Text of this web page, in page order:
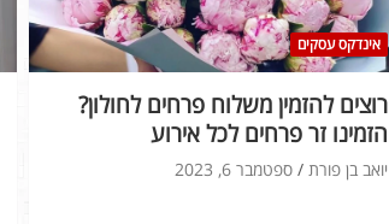
אינדקס עסקים
רוצים להזמין משלוח פרחים לחולון?
הזמינו זר פרחים לכל אירוע
ספטמבר 6, 2023 יואב בן פורת